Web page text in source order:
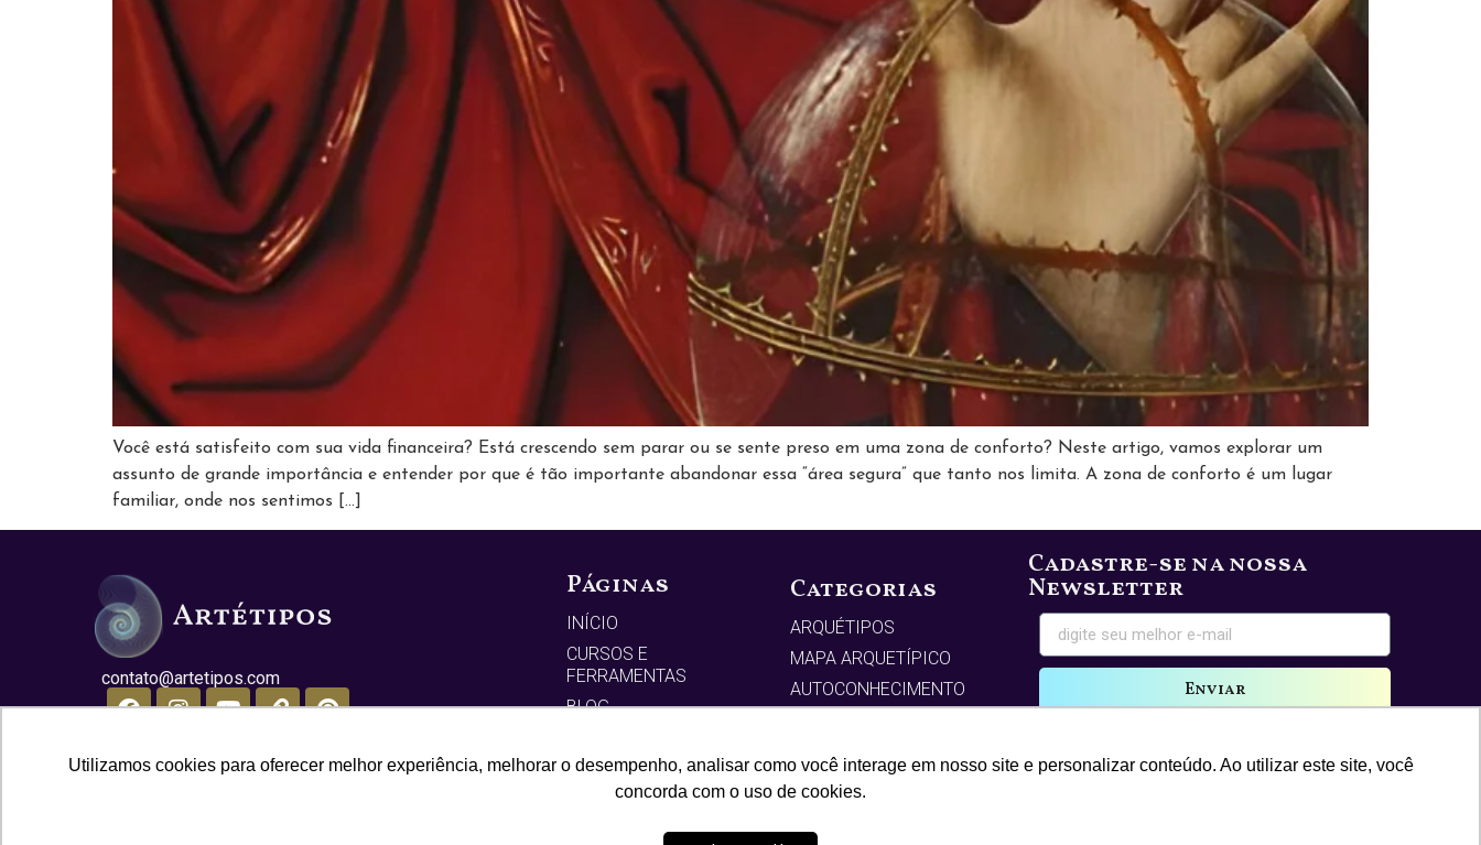
Utilizamos cookies para oferecer melhor experiência, melhorar o desempenho, analisar como você interage em nosso site e personalizar conteúdo. Ao utilizar este site, você
concorda com o uso de cookies.
Você está satisfeito com sua vida financeira? Está crescendo sem parar ou se sente preso em uma zona de conforto? Neste artigo, vamos explorar um
assunto de grande importância e entender por que é tão importante abandonar essa “área segura” que tanto nos limita. A zona de conforto é um lugar
familiar, onde nos sentimos […]
contato@artetipos.com
Páginas
INÍCIO
CURSOS E
FERRAMENTAS
BLOG
SOBRE
Categorias
ARQUÉTIPOS
MAPA ARQUETÍPICO
AUTOCONHECIMENTO
PROSPERIDADE
Cadastre-se na nossa
Newsletter
Enviar